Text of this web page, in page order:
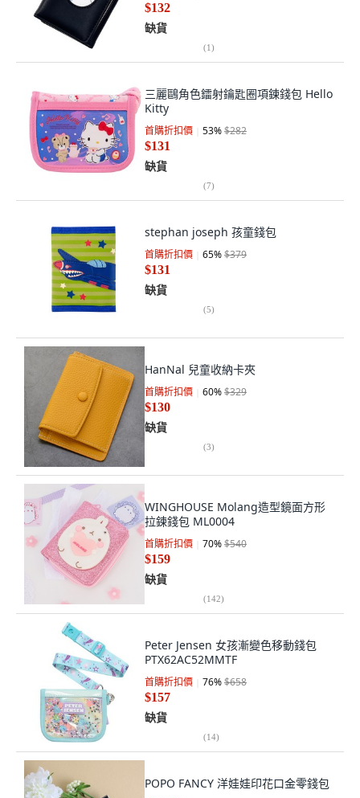
$132
缺貨
(1)
三麗鷗角色鐳射鑰匙圈項鍊錢包 Hello
Kitty
首購折扣價 53%$282
$131
缺貨
(7)
stephan joseph 孩童錢包
首購折扣價 65%$379
$131
缺貨
(5)
HanNal 兒童收納卡夾
首購折扣價 60%$329
$130
缺貨
(3)
WINGHOUSE Molang造型鏡面方形
拉鍊錢包 ML0004
首購折扣價 70%$540
$159
缺貨
(142)
Peter Jensen 女孩漸變色移動錢包
PTX62AC52MMTF
首購折扣價 76%$658
$157
缺貨
(14)
POPO FANCY 洋娃娃印花口金零錢包